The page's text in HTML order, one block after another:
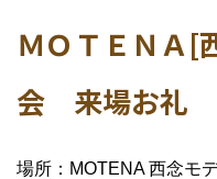
ＭＯＴＥＮＡ[
会 来場お礼
場所：MOTENA 西念モ